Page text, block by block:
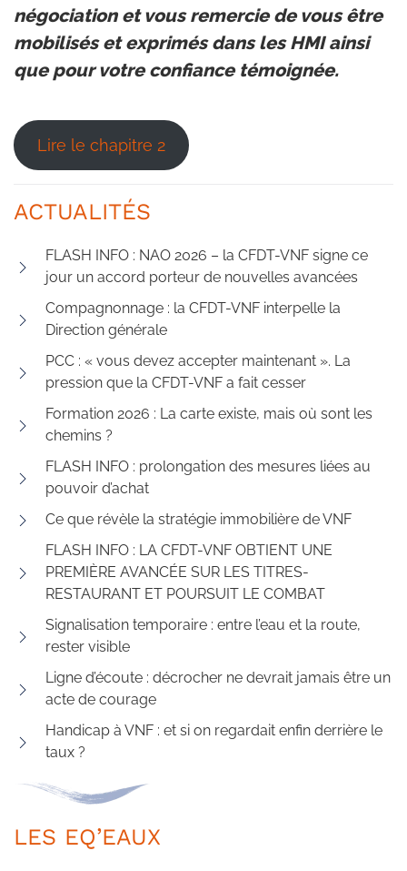
négociation et vous remercie de vous être
mobilisés et exprimés dans les HMI ainsi
que pour votre confiance témoignée.
Lire le chapitre 2
ACTUALITÉS
FLASH INFO : NAO 2026 – la CFDT-VNF signe ce
jour un accord porteur de nouvelles avancées
Compagnonnage : la CFDT-VNF interpelle la
Direction générale
PCC : « vous devez accepter maintenant ». La
pression que la CFDT-VNF a fait cesser
Formation 2026 : La carte existe, mais où sont les
chemins ?
FLASH INFO : prolongation des mesures liées au
pouvoir d’achat
Ce que révèle la stratégie immobilière de VNF
FLASH INFO : LA CFDT-VNF OBTIENT UNE
PREMIÈRE AVANCÉE SUR LES TITRES-
RESTAURANT ET POURSUIT LE COMBAT
Signalisation temporaire : entre l’eau et la route,
rester visible
Ligne d’écoute : décrocher ne devrait jamais être un
acte de courage
Handicap à VNF : et si on regardait enfin derrière le
taux ?
LES EQ’EAUX